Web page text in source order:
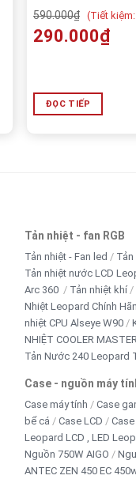
590.000₫ (Tiết kiệm:
290.000₫
ĐỌC TIẾP
Tản nhiệt - fan RGB
Tản nhiệt - Fan led
Tản nhiệt nước LCD
Arc 360
Tản nhiệt khí
Nhiệt Leopard Chính
nhiệt CPU Alseye W90
NHIỆT COOLER
Tản Nước 240 Leopard
Case - nguồn máy
Case máy tính Case
bể cá
Case LCD
Leopard LCD , LED
Nguồn 750W AIGO
ANTEC ZEN 450 EC